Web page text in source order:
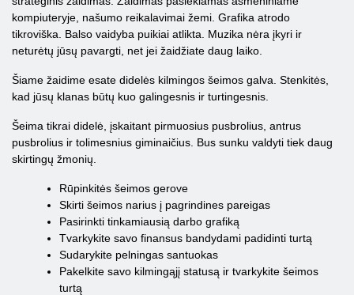
kompiuteryje, našumo reikalavimai žemi. Grafika atrodo
tikroviška. Balso vaidyba puikiai atlikta. Muzika nėra įkyri ir
neturėtų jūsų pavargti, net jei žaidžiate daug laiko.
Šiame žaidime esate didelės kilmingos šeimos galva. Stenkitės,
kad jūsų klanas būtų kuo galingesnis ir turtingesnis.
Šeima tikrai didelė, įskaitant pirmuosius pusbrolius, antrus
pusbrolius ir tolimesnius giminaičius. Bus sunku valdyti tiek daug
skirtingų žmonių.
Rūpinkitės šeimos gerove
Skirti šeimos narius į pagrindines pareigas
Pasirinkti tinkamiausią darbo grafiką
Tvarkykite savo finansus bandydami padidinti turtą
Sudarykite pelningas santuokas
Pakelkite savo kilmingąjį statusą ir tvarkykite šeimos
turtą